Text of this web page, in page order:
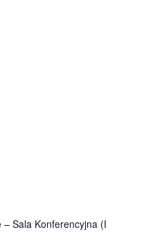
– Sala Konferencyjna (I